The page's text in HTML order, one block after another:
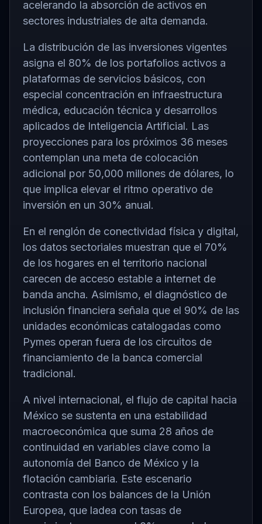
acelerando la absorción de activos en
sectores industriales de alta demanda.
La distribución de las inversiones vigentes
asigna el 80% de los portafolios activos a
plataformas de servicios básicos, con
especial concentración en infraestructura
médica, educación técnica y desarrollos
aplicados de Inteligencia Artificial. Las
proyecciones para los próximos 36 meses
contemplan una meta de colocación
adicional por 50,000 millones de dólares, lo
que implica elevar el ritmo operativo de
inversión en un 30% anual.
En el renglón de conectividad física y digital,
los datos sectoriales muestran que el 70%
de los hogares en el territorio nacional
carecen de acceso estable a internet de
banda ancha. Asimismo, el diagnóstico de
inclusión financiera señala que el 90% de las
unidades económicas catalogadas como
Pymes operan fuera de los circuitos de
financiamiento de la banca comercial
tradicional.
A nivel internacional, el flujo de capital hacia
México se sustenta en una estabilidad
macroeconómica que suma 28 años de
continuidad en variables clave como la
autonomía del Banco de México y la
flotación cambiaria. Este escenario
contrasta con los balances de la Unión
Europea, que ladea con tasas de